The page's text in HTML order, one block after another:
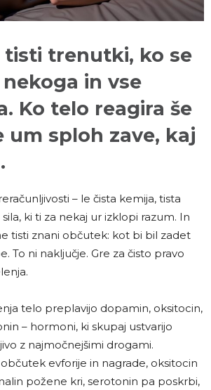
tisti trenutki, ko se
in vse
Ko telo reagira še
um sploh zave, kaj
– le čista kemija, tista
ki ti za nekaj ur izklopi razum. In
tisti znani občutek: kot bi bil zadet
To ni naključje. Gre za čisto pravo
telo preplavijo dopamin, oksitocin,
– hormoni, ki skupaj ustvarijo
z najmočnejšimi drogami.
evforije in nagrade, oksitocin
požene kri, serotonin pa poskrbi,